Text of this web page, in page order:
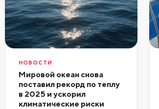
НОВОСТИ
Мировой океан снова
поставил рекорд по теплу
в 2025 и ускорил
климатические риски